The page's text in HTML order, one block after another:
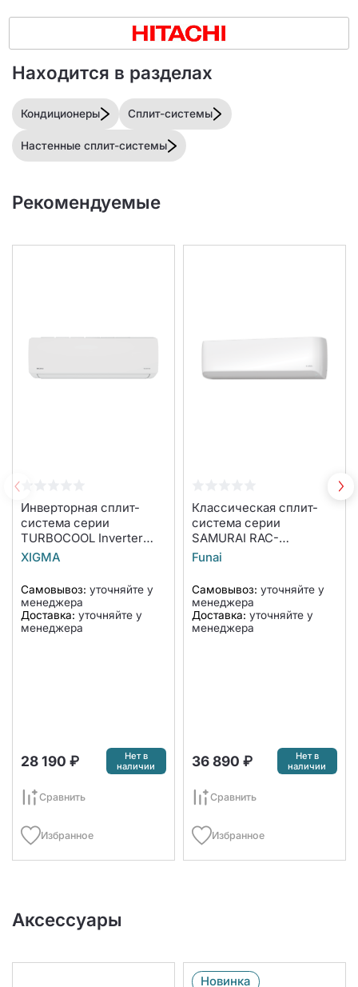
Находится в разделах
Кондиционеры Сплит-системы
Настенные сплит-системы
Рекомендуемые
Инверторная сплит-
система серии
TURBOCOOL Inverter
2023 XGI-TX27RHA
XIGMA
Самовывоз: уточняйте у
менеджера
Доставка: уточняйте у
менеджера
28 190 ₽
Нет в
наличии
Сравнить
Избранное
Классическая сплит-
система серии
SAMURAI RAC-
SM35HP.D03 (комплект)
Funai
Самовывоз: уточняйте у
менеджера
Доставка: уточняйте у
менеджера
36 890 ₽
Нет в
наличии
Сравнить
Избранное
Аксессуары
Новинка